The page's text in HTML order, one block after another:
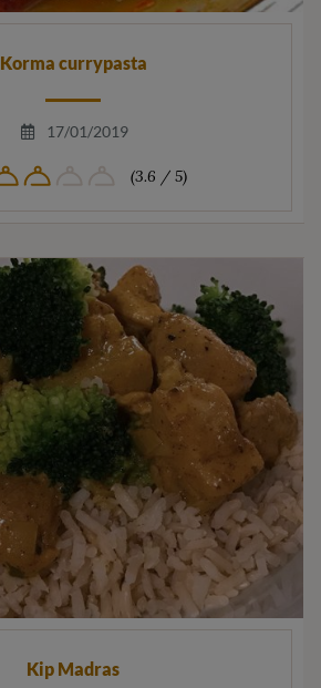
Korma currypasta
17/01/2019
(3.6 / 5)
Kip Madras